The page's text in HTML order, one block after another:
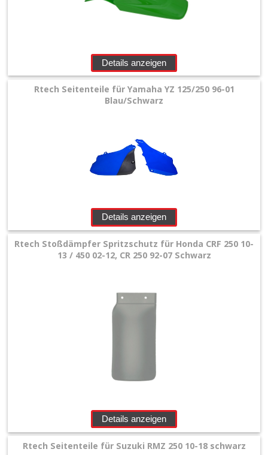
Details anzeigen
Rtech Seitenteile für Yamaha YZ 125/250 96-01
Blau/Schwarz
Details anzeigen
Rtech Stoßdämpfer Spritzschutz für Honda CRF 250 10-
13 / 450 02-12, CR 250 92-07 Schwarz
Details anzeigen
Rtech Seitenteile für Suzuki RMZ 250 10-18 schwarz